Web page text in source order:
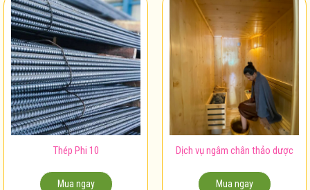
Mua ngay Mua ngay